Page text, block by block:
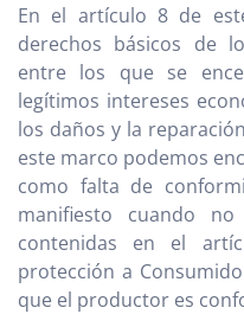
En el artículo 8 de
derechos básicos de
entre los que se
legítimos intereses
los daños y la
este marco podemos
como falta de
manifiesto cuando
contenidas en el
protección a
que el productor es